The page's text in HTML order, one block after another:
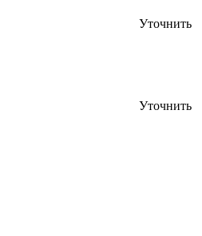
Уточнить
Уточнить